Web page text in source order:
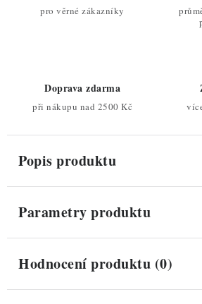
pro věrné zákazníky
Doprava zdarma
při nákupu nad 2500 Kč
Popis produktu
Parametry produktu
Hodnocení produktu (0)